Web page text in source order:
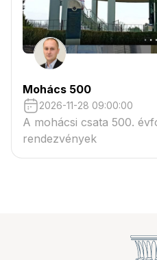
Mohács 500
2026-11-28 09:00:00
A mohácsi csata 500.
rendezvények